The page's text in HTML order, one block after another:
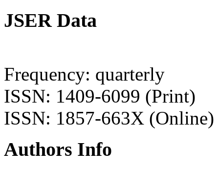
JSER Data
Frequency: quarterly
ISSN: 1409-6099 (Print)
ISSN: 1857-663X (Online)
Authors Info